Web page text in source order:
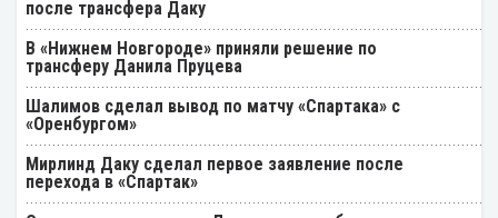
после трансфера Даку
В «Нижнем Новгороде» приняли решение по
трансферу Данила Пруцева
Шалимов сделал вывод по матчу «Спартака» с
«Оренбургом»
Мирлинд Даку сделал первое заявление после
перехода в «Спартак»